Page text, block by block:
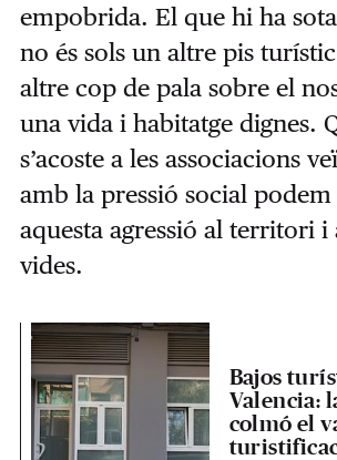
empobrida. El que hi ha
no és sols un altre pis
altre cop de pala sobre el
una vida i habitatge dignes.
s’acoste a les associacions
amb la pressió social
aquesta agressió al territori i
vides.
Bajos
Valencia:
colmó el